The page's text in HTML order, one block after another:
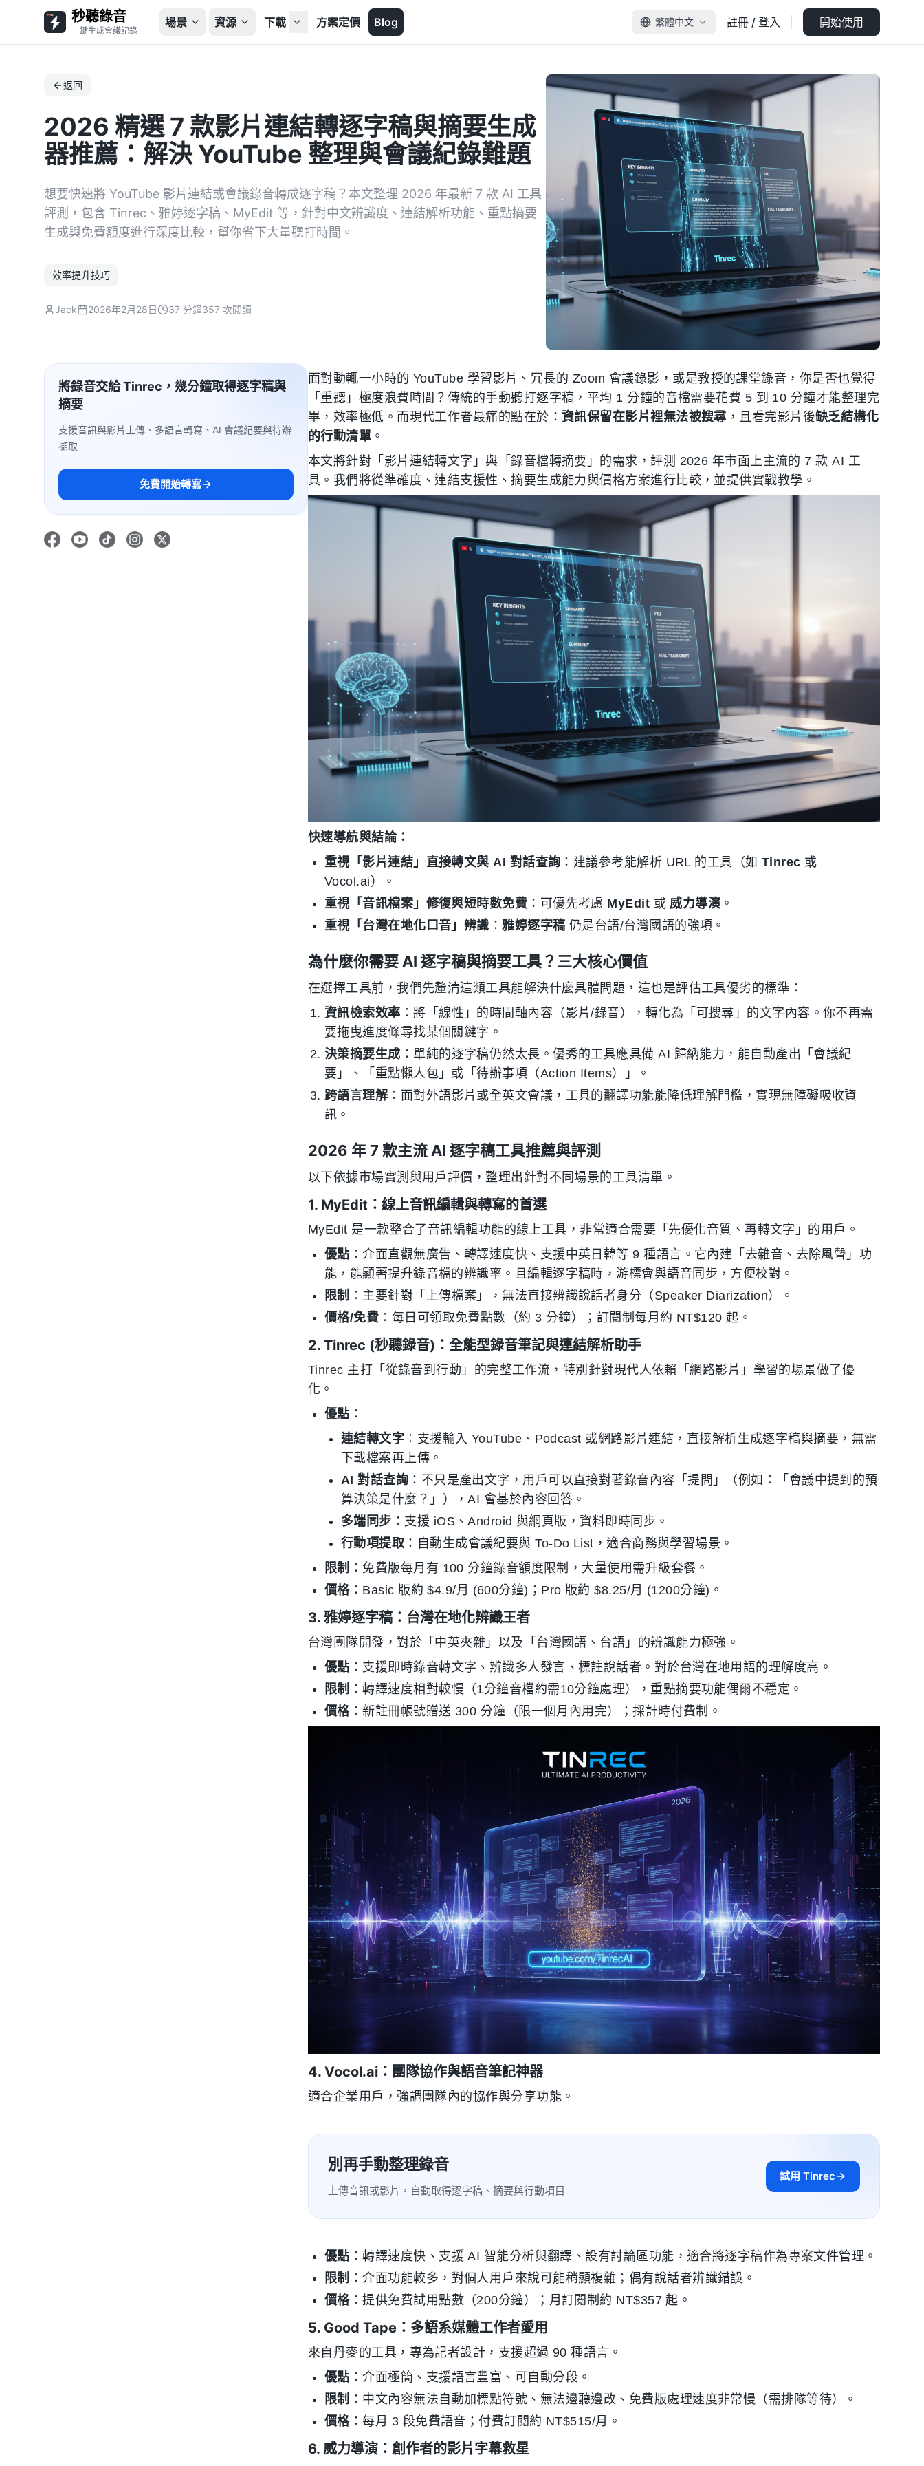
秒聽錄音
一鍵生成會議記錄
場景 資源 下載 方案定價 Blog 繁體中文 註冊 / 登入 開始使用
返回
2026 精選 7 款影片連結轉逐字稿與摘要生成
器推薦：解決 YouTube 整理與會議紀錄難題
想要快速將 YouTube 影片連結或會議錄音轉成逐字稿？本文整理 2026 年最新 7 款 AI 工具
評測，包含 Tinrec、雅婷逐字稿、MyEdit 等，針對中文辨識度、連結解析功能、重點摘要
生成與免費額度進行深度比較，幫你省下大量聽打時間。
效率提升技巧
Jack 2026年2月28日 37 分鐘357 次閱讀
將錄音交給 Tinrec，幾分鐘取得逐字稿與
摘要
支援音訊與影片上傳、多語言轉寫、AI 會議紀要與待辦
擷取
免費開始轉寫
面對動輒一小時的 YouTube 學習影片、冗長的 Zoom 會議錄影，或是教授的課堂錄音，你是否也覺得
「重聽」極度浪費時間？傳統的手動聽打逐字稿，平均 1 分鐘的音檔需要花費 5 到 10 分鐘才能整理完
畢，效率極低。而現代工作者最痛的點在於：資訊保留在影片裡無法被搜尋 ，且看完影片後缺乏結構化
的行動清單 。
本文將針對「影片連結轉文字」與「錄音檔轉摘要」的需求，評測 2026 年市面上主流的 7 款 AI 工
具。我們將從準確度、連結支援性、摘要生成能力與價格方案進行比較，並提供實戰教學。
快速導航與結論：
重視「影片連結」直接轉文與 AI 對話查詢 ：建議參考能解析 URL 的工具（如Tinrec 或
Vocol.ai）。
重視「音訊檔案」修復與短時數免費 ：可優先考慮 MyEdit 或 威力導演 。
重視「台灣在地化口音」辨識 ：雅婷逐字稿 仍是台語/台灣國語的強項。
為什麼你需要 AI 逐字稿與摘要工具？三大核心價值
在選擇工具前，我們先釐清這類工具能解決什麼具體問題，這也是評估工具優劣的標準：
資訊檢索效率 ：將「線性」的時間軸內容（影片/錄音），轉化為「可搜尋」的文字內容。你不再需
要拖曳進度條尋找某個關鍵字。
決策摘要生成 ：單純的逐字稿仍然太長。優秀的工具應具備 AI 歸納能力，能自動產出「會議紀
要」、「重點懶人包」或「待辦事項（Action Items）」。
跨語言理解 ：面對外語影片或全英文會議，工具的翻譯功能能降低理解門檻，實現無障礙吸收資
訊。
2026 年 7 款主流 AI 逐字稿工具推薦與評測
以下依據市場實測與用戶評價，整理出針對不同場景的工具清單。
1. MyEdit：線上音訊編輯與轉寫的首選
MyEdit 是一款整合了音訊編輯功能的線上工具，非常適合需要「先優化音質、再轉文字」的用戶。
優點 ：介面直觀無廣告、轉譯速度快、支援中英日韓等 9 種語言。它內建「去雜音、去除風聲」功
能，能顯著提升錄音檔的辨識率。且編輯逐字稿時，游標會與語音同步，方便校對。
限制 ：主要針對「上傳檔案」，無法直接辨識說話者身分（Speaker Diarization）。
價格/免費 ：每日可領取免費點數（約 3 分鐘）；訂閱制每月約 NT$120 起。
2. Tinrec (秒聽錄音)：全能型錄音筆記與連結解析助手
Tinrec 主打「從錄音到行動」的完整工作流，特別針對現代人依賴「網路影片」學習的場景做了優
化。
優點 ：
連結轉文字 ：支援輸入 YouTube、Podcast 或網路影片連結，直接解析生成逐字稿與摘要，無需
下載檔案再上傳。
AI 對話查詢 ：不只是產出文字，用戶可以直接對著錄音內容「提問」（例如：「會議中提到的預
算決策是什麼？」），AI 會基於內容回答。
多端同步 ：支援 iOS、Android 與網頁版，資料即時同步。
行動項提取：自動生成會議紀要與 To-Do List，適合商務與學習場景。
限制 ：免費版每月有 100 分鐘錄音額度限制，大量使用需升級套餐。
價格：Basic 版約 $4.9/月 (600分鐘)；Pro 版約 $8.25/月 (1200分鐘)。
3. 雅婷逐字稿：台灣在地化辨識王者
台灣團隊開發，對於「中英夾雜」以及「台灣國語、台語」的辨識能力極強。
優點 ：支援即時錄音轉文字、辨識多人發言、標註說話者。對於台灣在地用語的理解度高。
限制 ：轉譯速度相對較慢（1分鐘音檔約需10分鐘處理），重點摘要功能偶爾不穩定。
價格：新註冊帳號贈送 300 分鐘（限一個月內用完）；採計時付費制。
4. Vocol.ai：團隊協作與語音筆記神器
適合企業用戶，強調團隊內的協作與分享功能。
別再手動整理錄音
上傳音訊或影片，自動取得逐字稿、摘要與行動項目
試用 Tinrec
優點 ：轉譯速度快、支援 AI 智能分析與翻譯、設有討論區功能，適合將逐字稿作為專案文件管理。
限制 ：介面功能較多，對個人用戶來說可能稍顯複雜；偶有說話者辨識錯誤。
價格：提供免費試用點數（200分鐘）；月訂閱制約 NT$357 起。
5. Good Tape：多語系媒體工作者愛用
來自丹麥的工具，專為記者設計，支援超過 90 種語言。
優點 ：介面極簡、支援語言豐富、可自動分段。
限制 ：中文內容無法自動加標點符號、無法邊聽邊改、免費版處理速度非常慢（需排隊等待）。
價格：每月 3 段免費語音；付費訂閱約 NT$515/月。
6. 威力導演：創作者的影片字幕救星